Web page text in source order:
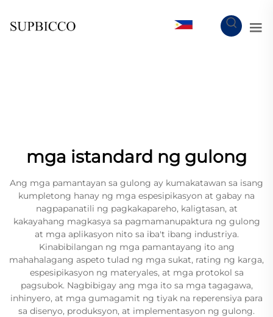
mga istandard ng gulong
Ang mga pamantayan sa gulong ay kumakatawan sa isang
kumpletong hanay ng mga espesipikasyon at gabay na
nagpapanatili ng pagkakapareho, kaligtasan, at
kakayahang magkasya sa pagmamanupaktura ng gulong
at mga aplikasyon nito sa iba't ibang industriya.
Kinabibilangan ng mga pamantayang ito ang
mahahalagang aspeto tulad ng mga sukat, rating ng karga,
espesipikasyon ng materyales, at mga protokol sa
pagsubok. Nagbibigay ang mga ito sa mga tagagawa,
inhinyero, at mga gumagamit ng tiyak na reperensiya para
sa disenyo, produksyon, at implementasyon ng gulong.